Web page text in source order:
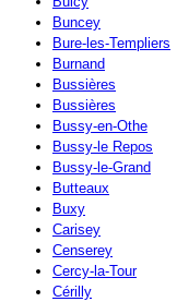
Buncey
Bure-les-Templiers
Burnand
Bussières
Bussières
Bussy-en-Othe
Bussy-le Repos
Bussy-le-Grand
Butteaux
Buxy
Carisey
Censerey
Cercy-la-Tour
Cérilly